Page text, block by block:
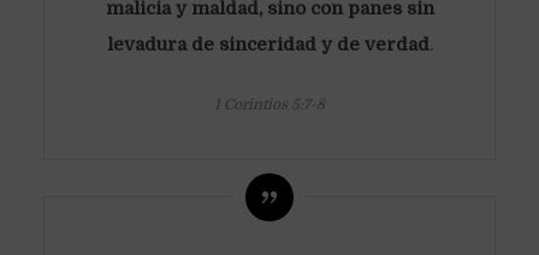
malicia y maldad, sino con panes sin
levadura de sinceridad y de verdad.
1 Corintios 5:7-8